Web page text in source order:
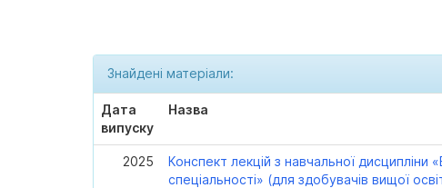
Знайдені матеріали:
Дата
випуску
Назва
2025
Конспект лекцій з навчальної дисципліни
спеціальності» (для здобувачів вищої